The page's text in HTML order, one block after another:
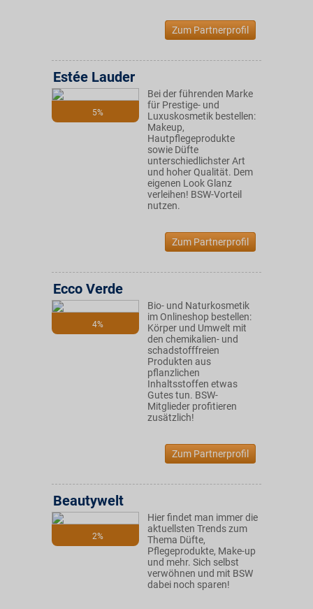
Zum Partnerprofil
5%
Estée Lauder
Bei der führenden Marke
für Prestige- und
Luxuskosmetik bestellen:
Makeup,
Hautpflegeprodukte
sowie Düfte
unterschiedlichster Art
und hoher Qualität. Dem
eigenen Look Glanz
verleihen! BSW-Vorteil
nutzen.
Zum Partnerprofil
4%
Ecco Verde
Bio- und Naturkosmetik
im Onlineshop bestellen:
Körper und Umwelt mit
den chemikalien- und
schadstofffreien
Produkten aus
pflanzlichen
Inhaltsstoffen etwas
Gutes tun. BSW-
Mitglieder profitieren
zusätzlich!
Zum Partnerprofil
2%
Beautywelt
Hier findet man immer die
aktuellsten Trends zum
Thema Düfte,
Pflegeprodukte, Make-up
und mehr. Sich selbst
verwöhnen und mit BSW
dabei noch sparen!